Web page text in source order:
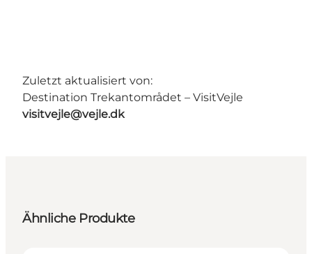
Zuletzt aktualisiert von:
Destination Trekantområdet – VisitVejle
visitvejle@vejle.dk
Ähnliche Produkte